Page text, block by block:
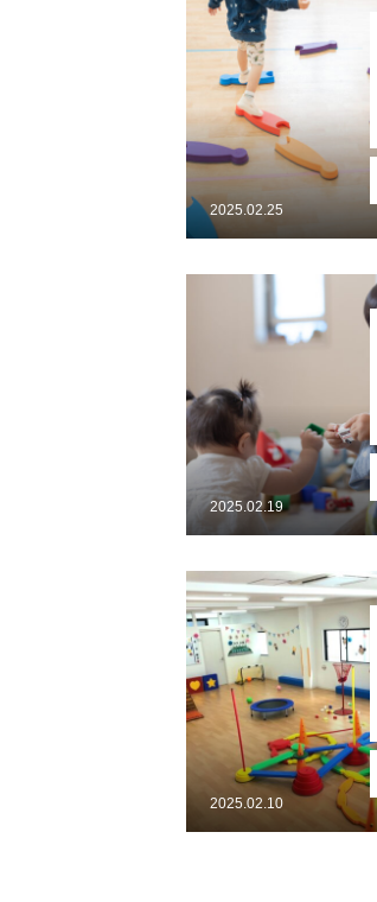
HOME
会社を知る
仕事を知る
2025.02.25
2025.02.19
2025.02.10